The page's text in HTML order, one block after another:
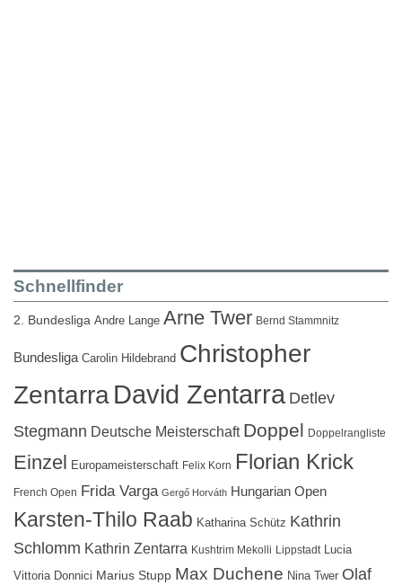
Schnellfinder
2. Bundesliga Andre Lange Arne Twer Bernd Stammnitz
Bundesliga Carolin Hildebrand Christopher
ZentarraDavid Zentarra Detlev
Stegmann Deutsche Meisterschaft Doppel Doppelrangliste
Einzel Europameisterschaft Felix Korn Florian Krick
French Open Frida Varga Gergő Horváth Hungarian Open
Karsten-Thilo Raab Katharina Schütz Kathrin
Schlomm Kathrin Zentarra Kushtrim Mekolli Lippstadt Lucia
Vittoria Donnici Marius Stupp Max Duchene Nina Twer Olaf